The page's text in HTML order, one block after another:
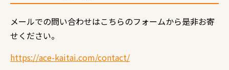
メールでの問い合わせはこちらのフォームから是非お寄
せください。
https://ace-kaitai.com/contact/